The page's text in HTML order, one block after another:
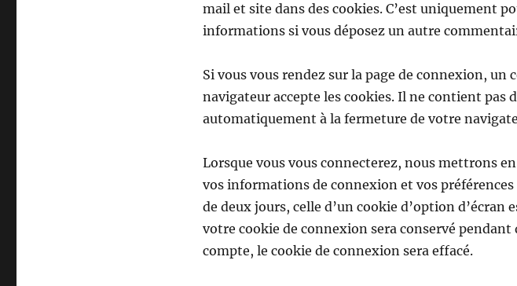
mail et site dans des cookies. C’est uniquement
informations si vous déposez un autre
Si vous vous rendez sur la page de connexion,
navigateur accepte les cookies. Il ne contient pas
automatiquement à la fermeture de votre
Lorsque vous vous connecterez, nous mettrons
vos informations de connexion et vos préférences
de deux jours, celle d’un cookie d’option d’écran
votre cookie de connexion sera conservé
compte, le cookie de connexion sera effacé.